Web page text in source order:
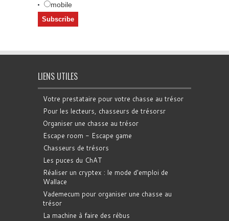
mobile
LIENS UTILES
Votre prestataire pour votre chasse au trésor
Pour les lecteurs, chasseurs de trésorsr
Organiser une chasse au trésor
Escape room - Escape game
Chasseurs de trésors
Les puces du ChAT
Réaliser un cryptex : le mode d'emploi de
Wallace
Vademecum pour organiser une chasse au
trésor
La machine à faire des rébus